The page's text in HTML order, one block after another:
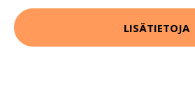
LISÄTIETOJA